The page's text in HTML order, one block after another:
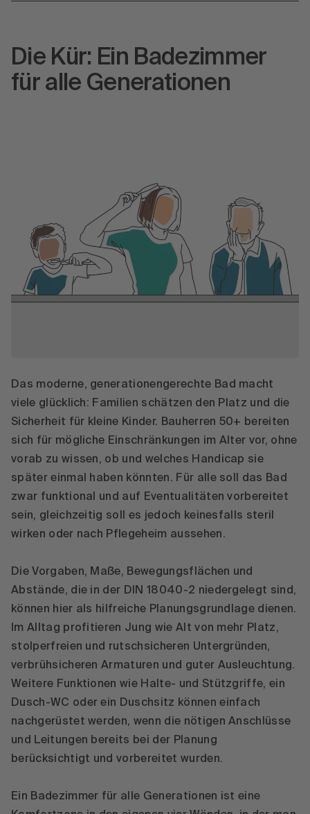
Die Kür: Ein Badezimmer
für alle Generationen
Das moderne, generationengerechte Bad macht
viele glücklich: Familien schätzen den Platz und die
Sicherheit für kleine Kinder. Bauherren 50+ bereiten
sich für mögliche Einschränkungen im Alter vor, ohne
vorab zu wissen, ob und welches Handicap sie
später einmal haben könnten. Für alle soll das Bad
zwar funktional und auf Eventualitäten vorbereitet
sein, gleichzeitig soll es jedoch keinesfalls steril
wirken oder nach Pflegeheim aussehen.
Die Vorgaben, Maße, Bewegungsflächen und
Abstände, die in der DIN 18040-2 niedergelegt sind,
können hier als hilfreiche Planungsgrundlage dienen.
Im Alltag profitieren Jung wie Alt von mehr Platz,
stolperfreien und rutschsicheren Untergründen,
verbrühsicheren Armaturen und guter Ausleuchtung.
Weitere Funktionen wie Halte- und Stützgriffe, ein
Dusch-WC oder ein Duschsitz können einfach
nachgerüstet werden, wenn die nötigen Anschlüsse
und Leitungen bereits bei der Planung
berücksichtigt und vorbereitet wurden.
Ein Badezimmer für alle Generationen ist eine